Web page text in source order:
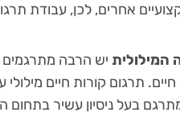
אחרים, לכן, עבודת
המילולית יש הרבה מתרגמים
תרגום קורות חיים
בעל ניסיון עשיר בתחום